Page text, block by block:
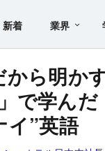
新着 業界
から明か
で学んだ
イ”英語